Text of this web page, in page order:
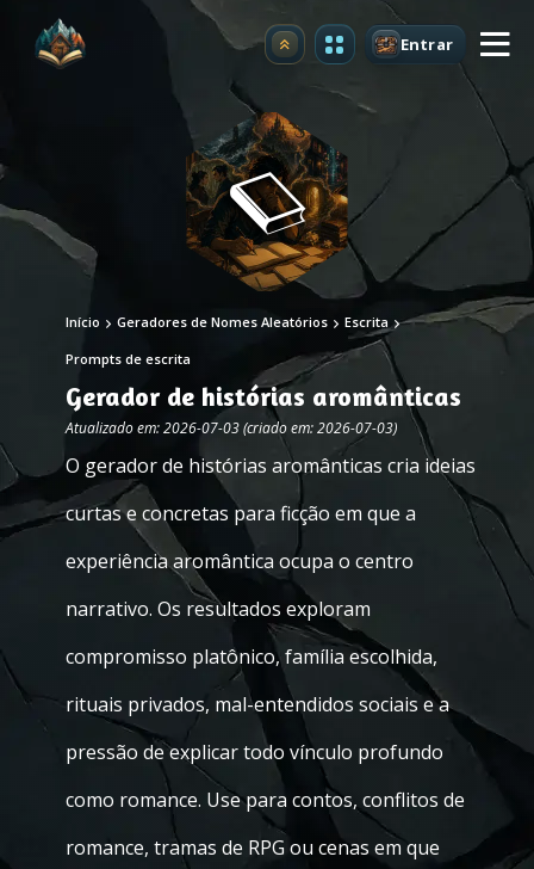
Atualizar Entrar
Início Geradores de Nomes Aleatórios Escrita
Prompts de escrita
Gerador de histórias aromânticas
Atualizado em: 2026-07-03 (criado em: 2026-07-03)
O gerador de histórias aromânticas cria ideias
curtas e concretas para ficção em que a
experiência aromântica ocupa o centro
narrativo. Os resultados exploram
compromisso platônico, família escolhida,
rituais privados, mal-entendidos sociais e a
pressão de explicar todo vínculo profundo
como romance. Use para contos, conflitos de
romance, tramas de RPG ou cenas em que